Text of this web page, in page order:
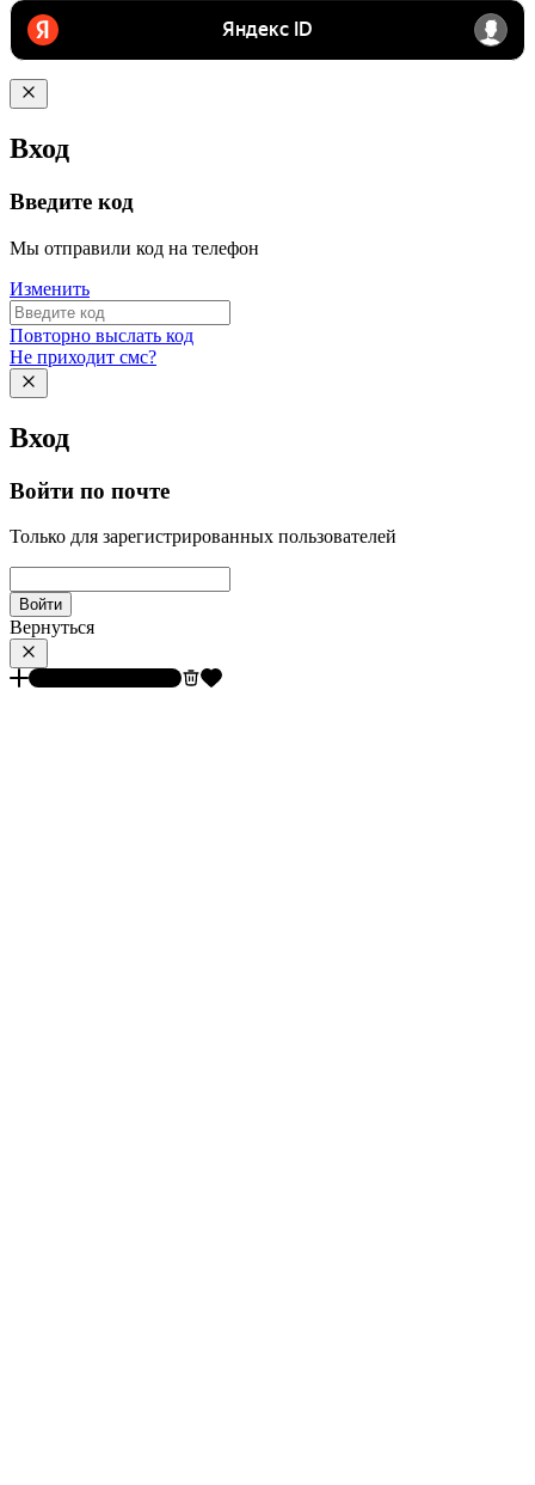
Вход
Введите код
Мы отправили код на телефон
Изменить
Повторно выслать код
Не приходит смс?
Вход
Войти по почте
Только для зарегистрированных пользователей
Войти
Вернуться